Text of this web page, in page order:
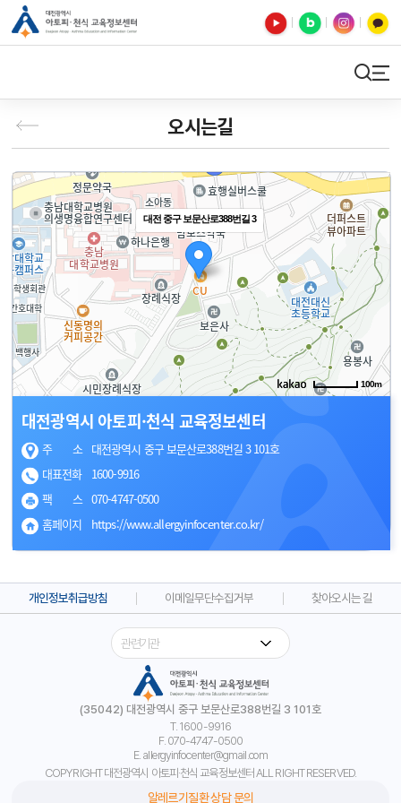
오시는길
대전 중구 보문산로388번길 3
100m
대전광역시 아토피·천식 교육정보센터
주 소 대전광역시 중구 보문산로388번길 3 101호
대표전화
1600-9916
팩 스 070-4747-0500
홈페이지
https://www.allergyinfocenter.co.kr/
개인정보취급방침 이메일무단수집거부 찾아오시는 길
(35042) 대전광역시 중구 보문산로388번길 3 101호
T. 1600-9916
F. 070-4747-0500
E. allergyinfocenter@gmail.com
COPYRIGHT 대전광역시 아토피·천식 교육정보센터 ALL RIGHT RESERVED.
알레르기질환 상담 문의